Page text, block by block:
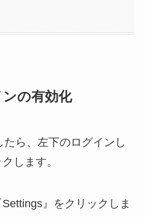
の有効化
ら、左下のログインし
します。
』をクリックしま